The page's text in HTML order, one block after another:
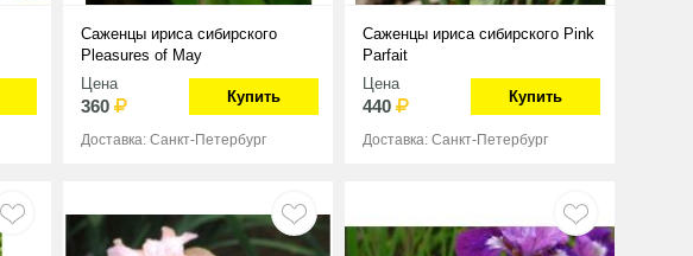
Саженцы ириса сибирского
Pleasures of May
Цена
360 Купить
Доставка: Санкт-Петербург
Саженцы ириса сибирского Pink
Parfait
Цена
440 Купить
Доставка: Санкт-Петербург